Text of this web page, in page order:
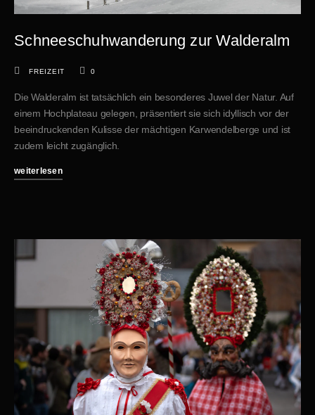
Schneeschuhwanderung zur Walderalm
FREIZEIT 0
Die Walderalm ist tatsächlich ein besonderes Juwel der Natur. Auf
einem Hochplateau gelegen, präsentiert sie sich idyllisch vor der
beeindruckenden Kulisse der mächtigen Karwendelberge und ist
zudem leicht zugänglich.
weiterlesen